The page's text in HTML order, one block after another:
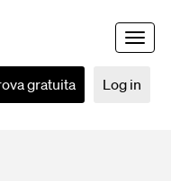
Toggle
Log in
gratuita